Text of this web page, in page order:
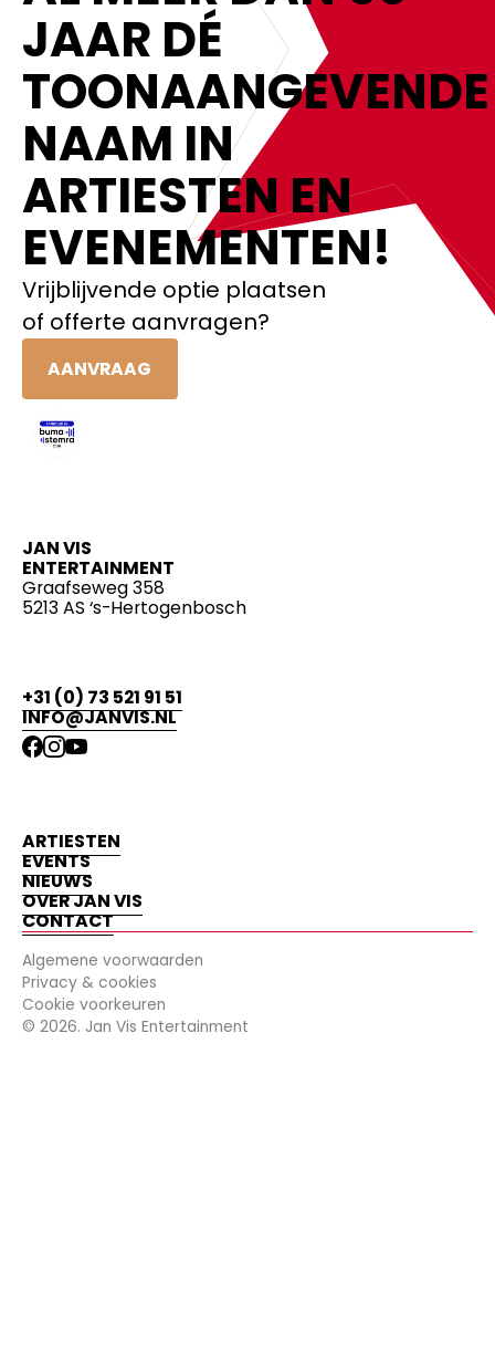
JAAR DÉ
TOONAANGEVENDE
NAAM IN
ARTIESTEN EN
EVENEMENTEN!‍
Vrijblijvende optie plaatsen
of offerte aanvragen?
AANVRAAG
JAN VIS
ENTERTAINMENT
Graafseweg 358
5213 AS ‘s-Hertogenbosch
+31 (0) 73 521 91 51
INFO@JANVIS.NL
ARTIESTEN
EVENTS
NIEUWS
OVER JAN VIS
CONTACT
Algemene voorwaarden
Privacy & cookies
Cookie voorkeuren
© 2026. Jan Vis Entertainment